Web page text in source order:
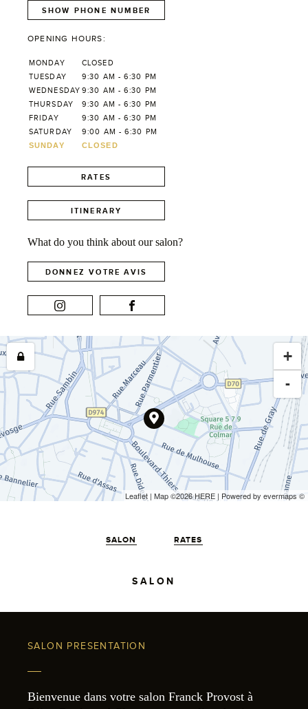
SHOW PHONE NUMBER
OPENING HOURS:
MONDAY
CLOSED
TUESDAY
9:30 AM - 6:30 PM
WEDNESDAY 9:30 AM - 6:30 PM
THURSDAY
9:30 AM - 6:30 PM
FRIDAY
9:30 AM - 6:30 PM
SATURDAY
9:00 AM - 6:30 PM
SUNDAY
CLOSED
RATES
ITINERARY
What do you think about our salon?
DONNEZ VOTRE AVIS
+
-
Leaflet | Map ©2026HERE | Powered by evermaps ©
SALON RATES
SALON
SALON PRESENTATION
Bienvenue dans votre salon Franck Provost à